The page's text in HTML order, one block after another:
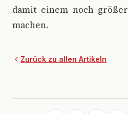
damit einem noch
machen.
Zurück zu allen Artikeln